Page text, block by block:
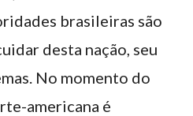
brasileiras são
desta nação, seu
No momento do
americana é